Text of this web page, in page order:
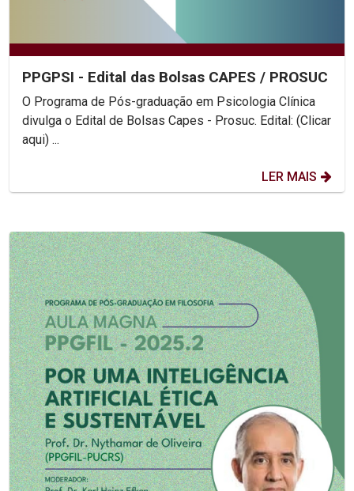
PPGPSI - Edital das Bolsas CAPES / PROSUC
O Programa de Pós-graduação em Psicologia Clínica
divulga o Edital de Bolsas Capes - Prosuc. Edital: (Clicar
aqui) ...
LER MAIS